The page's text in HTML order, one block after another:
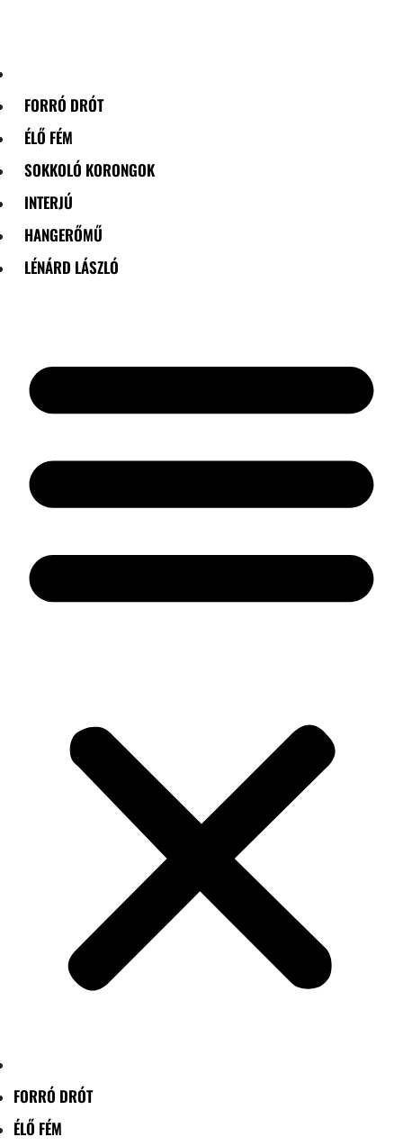
FORRÓ DRÓT
ÉLŐ FÉM
SOKKOLÓ KORONGOK
INTERJÚ
HANGERŐMŰ
LÉNÁRD LÁSZLÓ
FORRÓ DRÓT
ÉLŐ FÉM